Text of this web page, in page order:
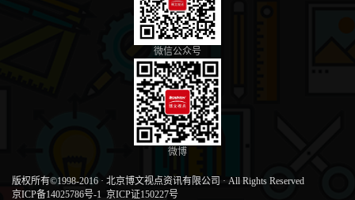
微信公众号
微博
版权所有©1998-2016 · 北京博文视点资讯有限公司 · All Rights Reserved
京ICP备14025786号-1 京ICP证150227号